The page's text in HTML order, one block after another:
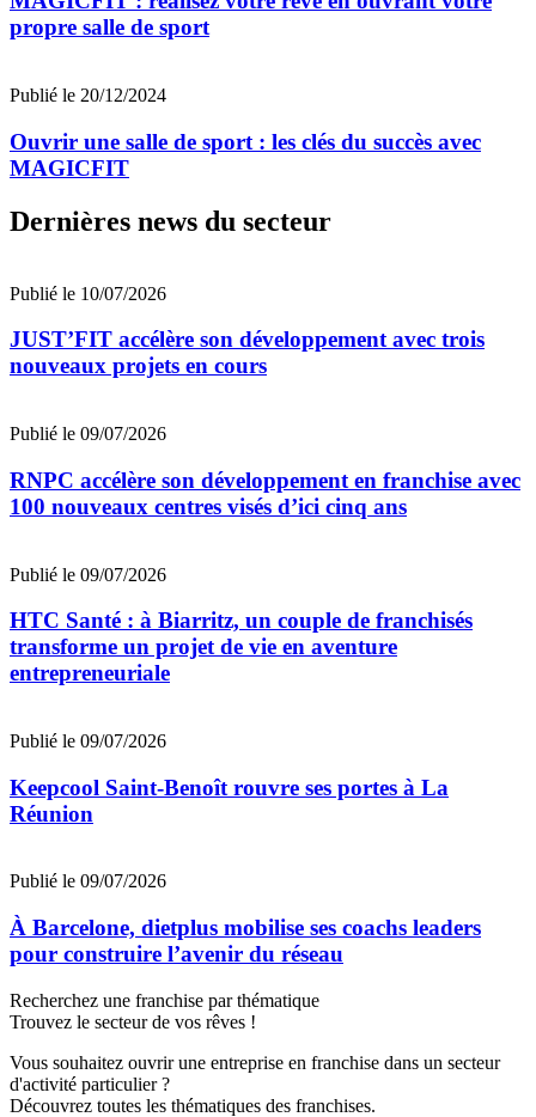
propre salle de sport
Publié le 20/12/2024
Ouvrir une salle de sport : les clés du succès avec
MAGICFIT
Dernières news du secteur
Publié le 10/07/2026
JUST’FIT accélère son développement avec trois
nouveaux projets en cours
Publié le 09/07/2026
RNPC accélère son développement en franchise avec
100 nouveaux centres visés d’ici cinq ans
Publié le 09/07/2026
HTC Santé : à Biarritz, un couple de franchisés
transforme un projet de vie en aventure
entrepreneuriale
Publié le 09/07/2026
Keepcool Saint-Benoît rouvre ses portes à La
Réunion
Publié le 09/07/2026
À Barcelone, dietplus mobilise ses coachs leaders
pour construire l’avenir du réseau
Recherchez une franchise par thématique
Trouvez le secteur de vos rêves !
Vous souhaitez ouvrir une entreprise en franchise dans un secteur
d'activité particulier ?
Découvrez toutes les thématiques des franchises.